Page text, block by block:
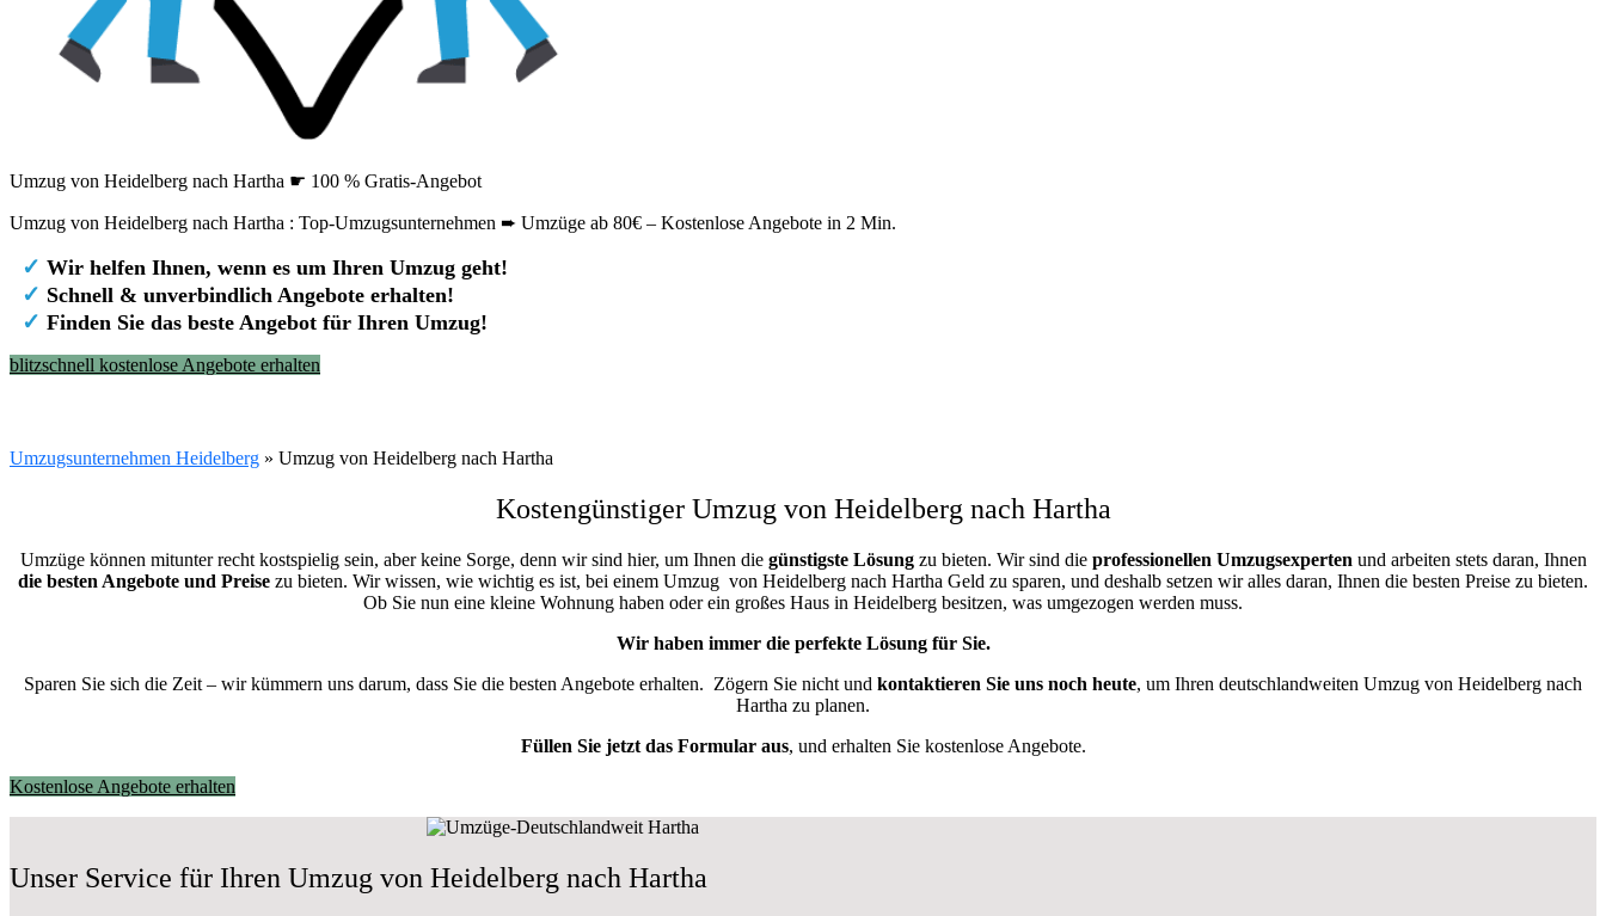
Umzug von Heidelberg nach Hartha ☛ 100 % Gratis-Angebot
Umzug von Heidelberg nach Hartha : Top-Umzugsunternehmen ➨ Umzüge ab 80€ – Kostenlose Angebote in 2 Min.
✓ Wir helfen Ihnen, wenn es um Ihren Umzug geht!
✓ Schnell & unverbindlich Angebote erhalten!
✓ Finden Sie das beste Angebot für Ihren Umzug!
blitzschnell kostenlose Angebote erhalten
Umzugsunternehmen Heidelberg » Umzug von Heidelberg nach Hartha
Kostengünstiger Umzug von Heidelberg nach Hartha
Umzüge können mitunter recht kostspielig sein, aber keine Sorge, denn wir sind hier, um Ihnen die günstigste Lösungzu bieten. Wir sind die professionellen Umzugsexperten und arbeiten stets daran, Ihnen
die besten Angebote und Preise zu bieten. Wir wissen, wie wichtig es ist, bei einem Umzug von Heidelberg nach Hartha Geld zu sparen, und deshalb setzen wir alles daran, Ihnen die besten Preise zu bieten.
Ob Sie nun eine kleine Wohnung haben oder ein großes Haus in Heidelberg besitzen, was umgezogen werden muss.
Wir haben immer die perfekte Lösung für Sie.
Sparen Sie sich die Zeit – wir kümmern uns darum, dass Sie die besten Angebote erhalten. Zögern Sie nicht und kontaktieren Sie uns noch heute, um Ihren deutschlandweiten Umzug von Heidelberg nach
Hartha zu planen.
Füllen Sie jetzt das Formular aus, und erhalten Sie kostenlose Angebote.
Kostenlose Angebote erhalten
Unser Service für Ihren Umzug von Heidelberg nach Hartha